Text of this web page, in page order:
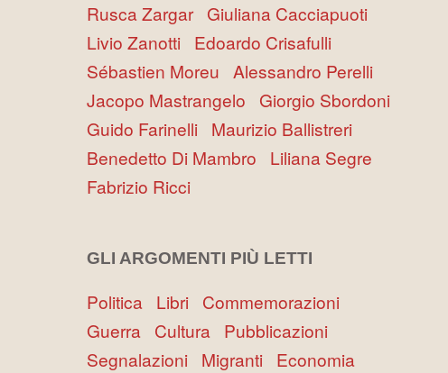
Rusca Zargar Giuliana Cacciapuoti
Livio Zanotti Edoardo Crisafulli
Sébastien Moreu Alessandro Perelli
Jacopo Mastrangelo
Giorgio Sbordoni
Guido Farinelli Maurizio Ballistreri
Benedetto Di Mambro
Liliana Segre
Fabrizio Ricci
GLI ARGOMENTI PIÙ LETTI
Politica Libri Commemorazioni
Guerra Cultura Pubblicazioni
Segnalazioni Migranti Economia